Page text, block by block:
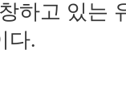
하고 있는
다.